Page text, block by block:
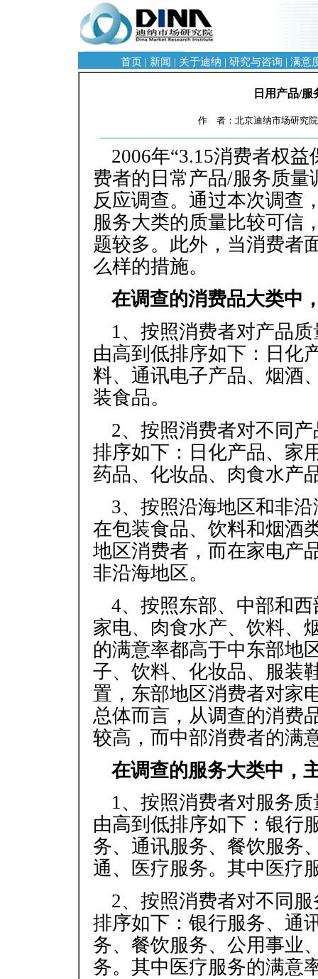
首页 | 新闻 | 关于迪纳 | 研究与咨询 | 满意
日用产品/
作 者：北京迪纳市场研
2006年“3.15消费者权
费者的日常产品/服务质
反应调查。通过本次调查
服务大类的质量比较可信
题较多。此外，当消费者
么样的措施。
在调查的消费品大类中
1、按照消费者对产品
由高到低排序如下：日化
料、通讯电子产品、烟酒
装食品。
2、按照消费者对不同
排序如下：日化产品、家
药品、化妆品、肉食水产
3、按照沿海地区和非
在包装食品、饮料和烟酒
地区消费者，而在家电产
非沿海地区。
4、按照东部、中部和
家电、肉食水产、饮料、
的满意率都高于中东部地
子、饮料、化妆品、服装
置，东部地区消费者对家
总体而言，从调查的消费
较高，而中部消费者的满
在调查的服务大类中，
1、按照消费者对服务
由高到低排序如下：银行
务、通讯服务、餐饮服务
通、医疗服务。其中医疗
2、按照消费者对不同
排序如下：银行服务、通
务、餐饮服务、公用事业
务。其中医疗服务的满意